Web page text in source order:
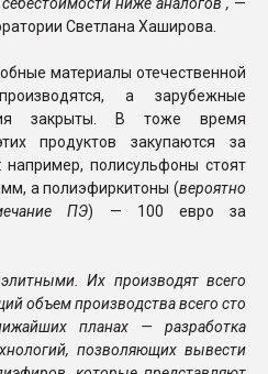
Светлана Хаширова.
материалы отечественной
а зарубежные
закрыты. В тоже время
продуктов закупаются за
полисульфоны стоят
а полиэфиркитоны (вероятно
ПЭ) — 100 евро за
Их производят всего
объем производства всего сто
планах — разработка
позволяющих вывести